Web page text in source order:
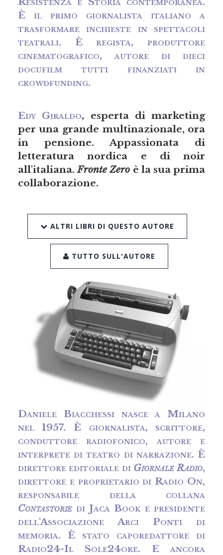
È il primo giornalista italiano a
trasformare inchieste in spettacoli
teatrali. È regista, produttore
cinematografico, autore di dieci
docufilm tutti finanziati in
crowdfunding.
Edy Giraldo, esperta di marketing
per una grande multinazionale, ora
in pensione. Appassionata di
letteratura nordica e di noir
all'italiana.Fronte Zero è la sua prima
collaborazione.
ALTRI LIBRI DI QUESTO AUTORE
TUTTO SULL'AUTORE
Daniele Biacchessinasce a Milano
nel 1957. È giornalista, scrittore,
conduttore radiofonico, autore e
interprete di teatro di narrazione. È
direttore editoriale di Giornale Radio,
direttore e proprietario di Radio On,
responsabile della collana
Contastoriedi Jaca Book e presidente
dell'Associazione Arci Ponti di
memoria. È stato caporedattore di
Radio24-Il Sole24ore. E ancora